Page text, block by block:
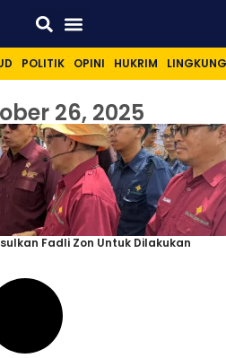
POLITIK OPINI HUKRIM
26, 2025
Fadli Zon Untuk Dilakukan